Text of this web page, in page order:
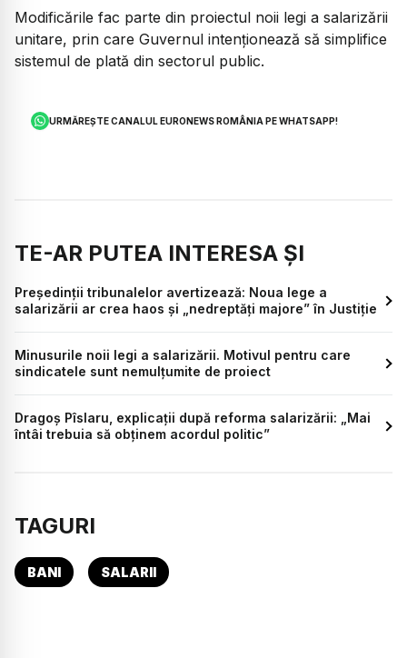
Modificările fac parte din proiectul noii legi a salarizării
unitare, prin care Guvernul intenționează să simplifice
sistemul de plată din sectorul public.
URMĂREȘTE CANALUL EURONEWS ROMÂNIA PE WHATSAPP!
TE-AR PUTEA INTERESA ȘI
Președinții tribunalelor avertizează: Noua lege a
salarizării ar crea haos și „nedreptăți majore” în Justiție
Minusurile noii legi a salarizării. Motivul pentru care
sindicatele sunt nemulțumite de proiect
Dragoș Pîslaru, explicații după reforma salarizării: „Mai
întâi trebuia să obținem acordul politic”
TAGURI
BANI SALARII